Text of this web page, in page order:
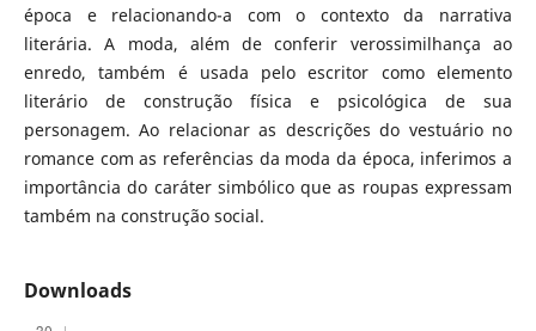
época e relacionando-a com o contexto da narrativa
literária. A moda, além de conferir verossimilhança ao
enredo, também é usada pelo escritor como elemento
literário de construção física e psicológica de sua
personagem. Ao relacionar as descrições do vestuário no
romance com as referências da moda da época, inferimos a
importância do caráter simbólico que as roupas expressam
também na construção social.
Downloads